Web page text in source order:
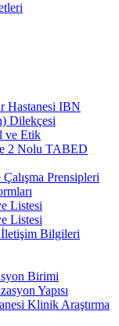
Hastanesi IBN
Dilekçesi
ve Etik
2 Nolu TABED
Prensipleri
Listesi
Listesi
Bilgileri
Birimi
Yapısı
Klinik Araştırma